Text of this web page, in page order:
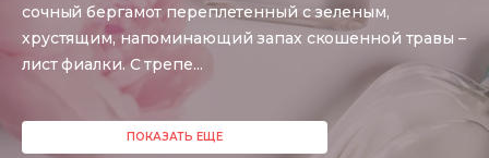
сочный бергамот переплетенный с зеленым,
хрустящим, напоминающий запах скошенной травы –
лист фиалки. С трепе...
ПОКАЗАТЬ ЕЩЕ